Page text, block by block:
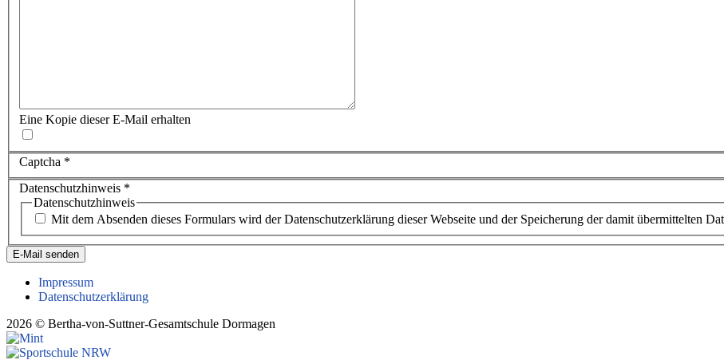
Eine Kopie dieser E-Mail erhalten
Captcha *
Datenschutzhinweis *
Datenschutzhinweis
Mit dem Absenden dieses Formulars wird der Datenschutzerklärung dieser Webseite und der Speicherung der damit übermittelten
E-Mail senden
Impressum
Datenschutzerklärung
2026 © Bertha-von-Suttner-Gesamtschule Dormagen